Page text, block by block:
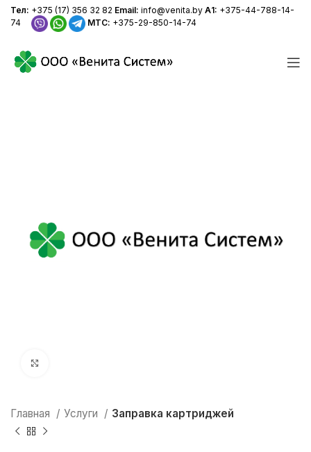
Тел: +375 (17) 356 32 82 Email: info@venita.by А1: +375-44-788-14-
74
МТС: +375-29-850-14-74
Главная Услуги Заправка картриджей
+375 (17) 356 32 82
+375 (44) 788-14-74
+375-29-850-14-74
info@venita.by